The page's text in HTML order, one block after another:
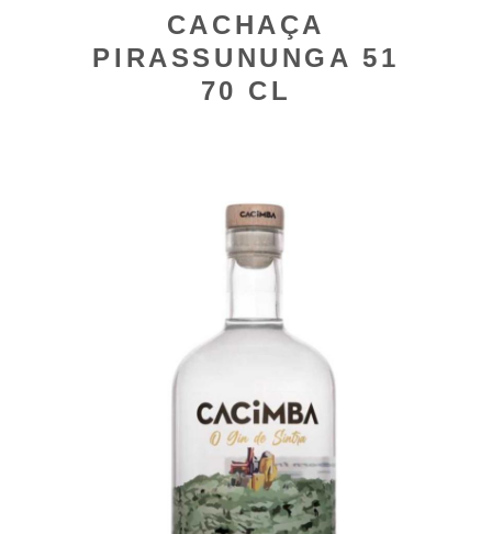
CACHAÇA
PIRASSUNUNGA 51
70 CL